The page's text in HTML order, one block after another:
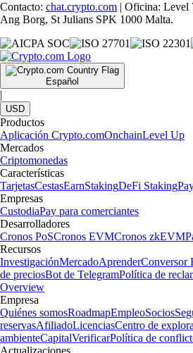
Contacto: chat.crypto.com | Oficina: Level
Ang Borg, St Julians SPK 1000 Malta.
Español
|
USD
Productos
Aplicación Crypto.comOnchainLevel Up
Mercados
Criptomonedas
Características
TarjetasCestasEarnStakingDeFi Staking
Empresas
CustodiaPay para comerciantes
Desarrolladores
Cronos PoSCronos EVMCronos zkEVM
Recursos
InvestigaciónMercadoAprenderConversor
de preciosBot de TelegramPolítica de
Overview
Empresa
Quiénes somosRoadmapEmpleoSocios
reservasAfiliadoLicenciasCentro de
ambienteCapitalVerificarPolítica de
Actualizaciones